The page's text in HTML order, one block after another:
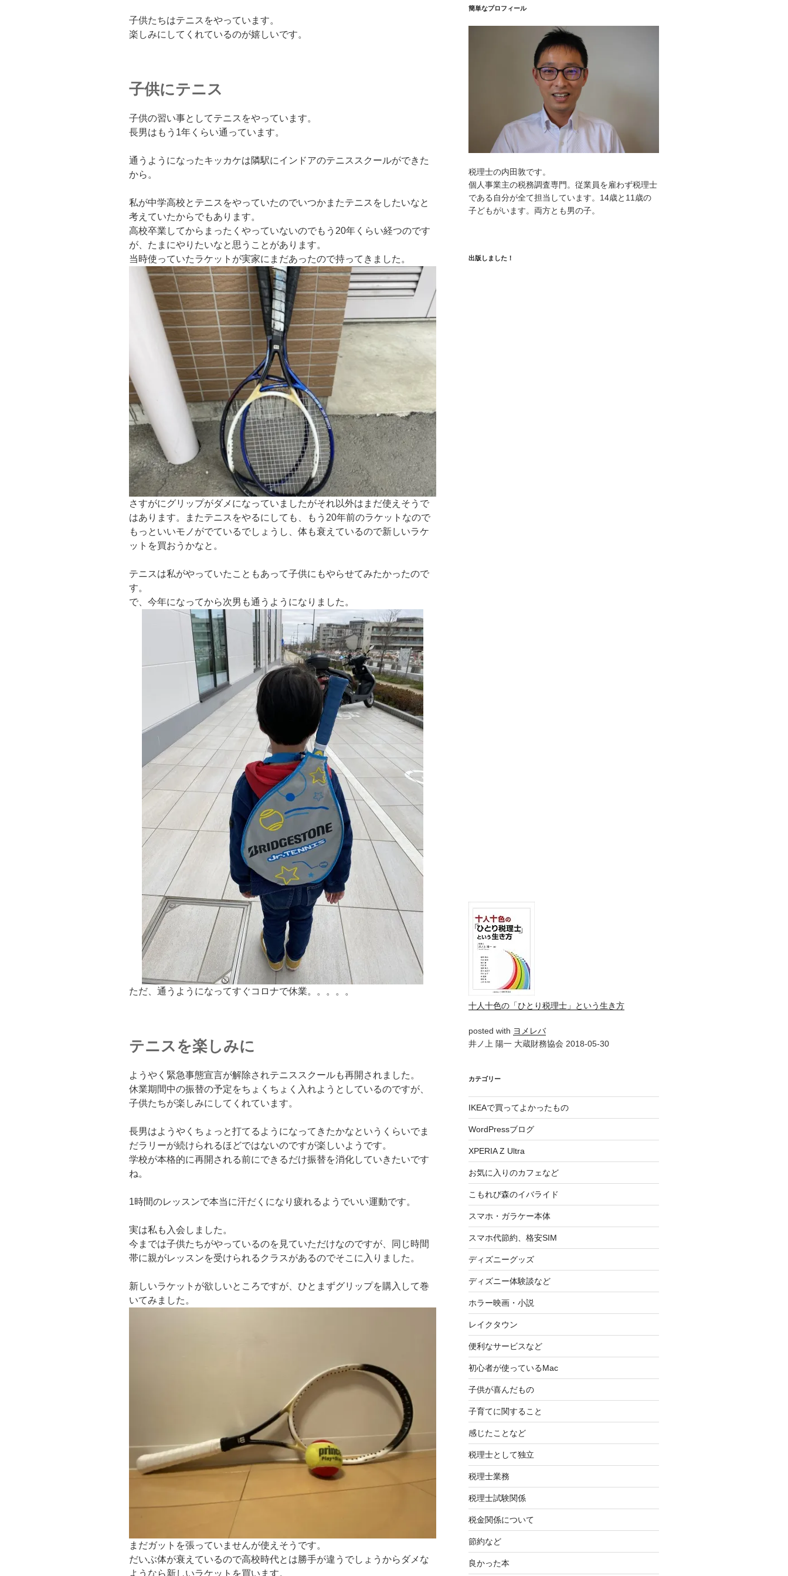
子供たちはテニスをやっています。
楽しみにしてくれているのが嬉しいです。
子供にテニス
子供の習い事としてテニスをやっています。
長男はもう1年くらい通っています。
通うようになったキッカケは隣駅にインドアのテニススクールができた
から。
私が中学高校とテニスをやっていたのでいつかまたテニスをしたいなと
考えていたからでもあります。
高校卒業してからまったくやっていないのでもう20年くらい経つのです
が、たまにやりたいなと思うことがあります。
当時使っていたラケットが実家にまだあったので持ってきました。
さすがにグリップがダメになっていましたがそれ以外はまだ使えそうで
はあります。またテニスをやるにしても、もう20年前のラケットなので
もっといいモノがでているでしょうし、体も衰えているので新しいラケ
ットを買おうかなと。
テニスは私がやっていたこともあって子供にもやらせてみたかったので
す。
で、今年になってから次男も通うようになりました。
ただ、通うようになってすぐコロナで休業。。。。。
テニスを楽しみに
ようやく緊急事態宣言が解除されテニススクールも再開されました。
休業期間中の振替の予定をちょくちょく入れようとしているのですが、
子供たちが楽しみにしてくれています。
長男はようやくちょっと打てるようになってきたかなというくらいでま
だラリーが続けられるほどではないのですが楽しいようです。
学校が本格的に再開される前にできるだけ振替を消化していきたいです
ね。
1時間のレッスンで本当に汗だくになり疲れるようでいい運動です。
実は私も入会しました。
今までは子供たちがやっているのを見ていただけなのですが、同じ時間
帯に親がレッスンを受けられるクラスがあるのでそこに入りました。
新しいラケットが欲しいところですが、ひとまずグリップを購入して巻
いてみました。
まだガットを張っていませんが使えそうです。
だいぶ体が衰えているので高校時代とは勝手が違うでしょうからダメな
ようなら新しいラケットを買います。
簡単なプロフィール
税理士の内田敦です。
個人事業主の税務調査専門。従業員を雇わず税理士
である自分が全て担当しています。14歳と11歳の
子どもがいます。両方とも男の子。
出版しました！
十人十色の「ひとり税理士」という生き方
posted with ヨメレバ
井ノ上 陽一 大蔵財務協会 2018-05-30
カテゴリー
IKEAで買ってよかったもの
WordPressブログ
XPERIA Z Ultra
お気に入りのカフェなど
こもれび森のイバライド
スマホ・ガラケー本体
スマホ代節約、格安SIM
ディズニーグッズ
ディズニー体験談など
ホラー映画・小説
レイクタウン
便利なサービスなど
初心者が使っているMac
子供が喜んだもの
子育てに関すること
感じたことなど
税理士として独立
税理士業務
税理士試験関係
税金関係について
節約など
良かった本